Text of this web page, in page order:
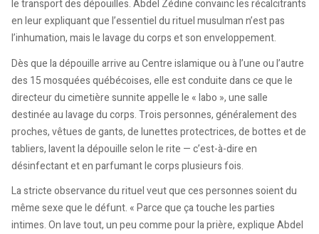
le transport des dépouilles. Abdel Zédine convainc les récalcitrants
en leur expliquant que l’essentiel du rituel musulman n’est pas
l’inhumation, mais le lavage du corps et son enveloppement.
Dès que la dépouille arrive au Centre islamique ou à l’une ou l’autre
des 15 mosquées québécoises, elle est conduite dans ce que le
directeur du cimetière sunnite appelle le « labo », une salle
destinée au lavage du corps. Trois personnes, généralement des
proches, vêtues de gants, de lunettes protectrices, de bottes et de
tabliers, lavent la dépouille selon le rite — c’est-à-dire en
désinfectant et en parfumant le corps plusieurs fois.
La stricte observance du rituel veut que ces personnes soient du
même sexe que le défunt. « Parce que ça touche les parties
intimes. On lave tout, un peu comme pour la prière, explique Abdel